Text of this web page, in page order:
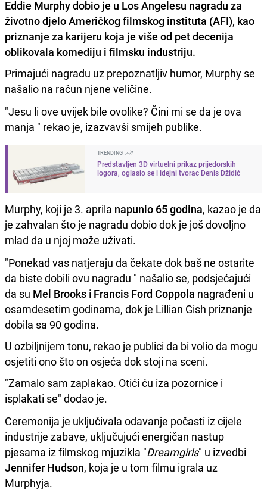
Eddie Murphy dobio je u Los Angelesu nagradu za
životno djelo Američkog filmskog instituta (AFI), kao
priznanje za karijeru koja je više od pet decenija
oblikovala komediju i filmsku industriju.
Primajući nagradu uz prepoznatljiv humor, Murphy se
našalio na račun njene veličine.
"Jesu li ove uvijek bile ovolike? Čini mi se da je ova
manja " rekao je, izazvavši smijeh publike.
TRENDING
Predstavljen 3D virtuelni prikaz prijedorskih
logora, oglasio se i idejni tvorac Denis Džidić
Murphy, koji je 3. aprila napunio 65 godina, kazao je da
je zahvalan što je nagradu dobio dok je još dovoljno
mlad da u njoj može uživati.
"Ponekad vas natjeraju da čekate dok baš ne ostarite
da biste dobili ovu nagradu " našalio se, podsjećajući
da su Mel Brooks i Francis Ford Coppola nagrađeni u
osamdesetim godinama, dok je Lillian Gish priznanje
dobila sa 90 godina.
U ozbiljnijem tonu, rekao je publici da bi volio da mogu
osjetiti ono što on osjeća dok stoji na sceni.
"Zamalo sam zaplakao. Otići ću iza pozornice i
isplakati se" dodao je.
Ceremonija je uključivala odavanje počasti iz cijele
industrije zabave, uključujući energičan nastup
pjesama iz filmskog mjuzikla "Dreamgirls" u izvedbi
Jennifer Hudson, koja je u tom filmu igrala uz
Murphyja.